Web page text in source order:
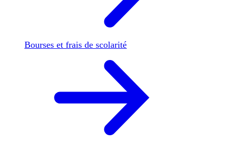
Bourses et frais de scolarité